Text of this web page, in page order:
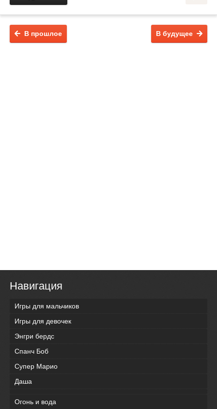
В будущее
В прошлое
Навигация
Игры для мальчиков
Игры для девочек
Энгри бердс
Спанч Боб
Супер Марио
Даша
Огонь и вода